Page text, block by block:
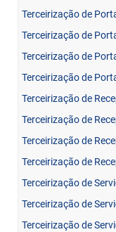
Terceirização de
Terceirização de
Terceirização de
Terceirização de
Terceirização de
Terceirização de
Terceirização de
Terceirização de
Terceirização de
Terceirização de
Terceirização de